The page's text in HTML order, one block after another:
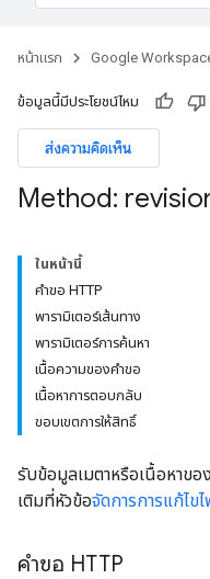
หน้าแรก Google
ข้อมูลนี้มีประโยชน์ไหม
ส่งความคิดเห็น
Method:
ในหน้านี้
คำขอ HTTP
พารามิเตอร์เส้นทาง
พารามิเตอร์การค้นหา
เนื้อความของคำขอ
เนื้อหาการตอบกลับ
ขอบเขตการให้สิทธิ์
รับข้อมูลเมตาหรือเนื้อหาข
เติมที่หัวข้อจัดการการแก้ไข
คำขอ HTTP